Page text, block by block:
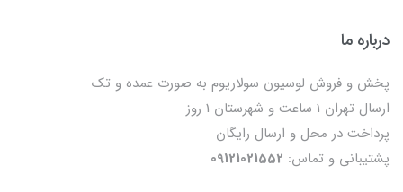
درباره ما
پخش و فروش لوسیون سولاریوم به صورت عمده و تک
ارسال تهران 1 ساعت و شهرستان 1 روز
پرداخت در محل و ارسال رایگان
پشتیبانی و تماس: 09121021552